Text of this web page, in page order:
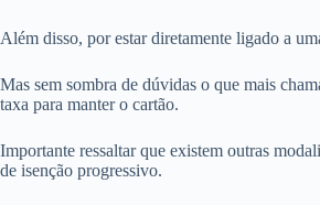
Além disso, por estar diretamente ligado a
Mas sem sombra de dúvidas o que mais
taxa para manter o cartão.
Importante ressaltar que existem outras
de isenção progressivo.